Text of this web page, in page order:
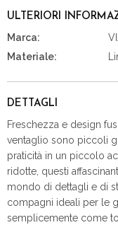
ULTERIORI
Marca:
Materiale:
DETTAGLI
Freschezza e design
ventaglio sono piccoli
praticità in un piccolo
ridotte, questi
mondo di dettagli e di
compagni ideali per le
semplicemente come